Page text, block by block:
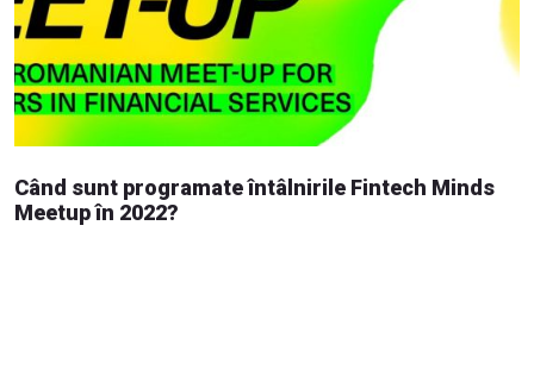
Când sunt programate întâlnirile Fintech Minds
Meetup în 2022?